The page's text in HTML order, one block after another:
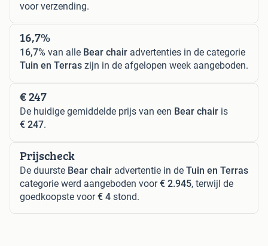
voor verzending.
16,7%
16,7% van alle Bear chair advertenties in de categorie
Tuin en Terras zijn in de afgelopen week aangeboden.
€ 247
De huidige gemiddelde prijs van een Bear chair is
€ 247.
Prijscheck
De duurste Bear chair advertentie in de Tuin en Terras
categorie werd aangeboden voor€ 2.945, terwijl de
goedkoopste voor€ 4 stond.